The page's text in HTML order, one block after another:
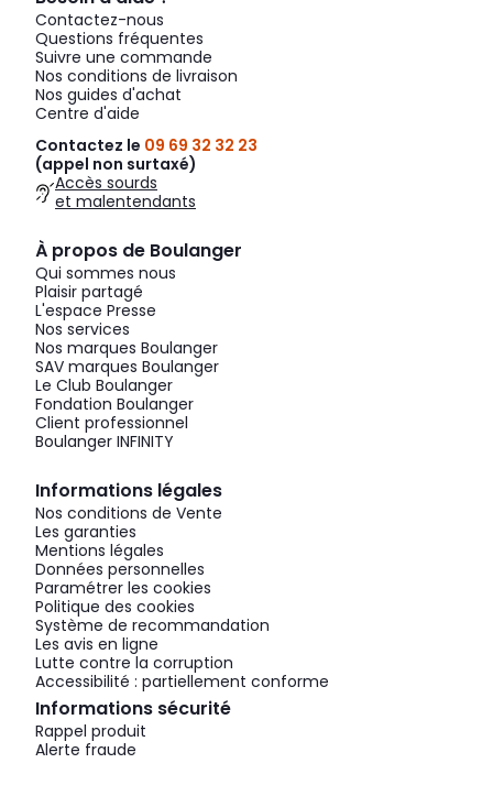
Contactez-nous
Questions fréquentes
Suivre une commande
Nos conditions de livraison
Nos guides d'achat
Centre d'aide
Contactez le 09 69 32 32 23
(appel non surtaxé)
Accès sourds
et malentendants
À propos de Boulanger
Qui sommes nous
Plaisir partagé
L'espace Presse
Nos services
Nos marques Boulanger
SAV marques Boulanger
Le Club Boulanger
Fondation Boulanger
Client professionnel
Boulanger INFINITY
Informations légales
Nos conditions de Vente
Les garanties
Mentions légales
Données personnelles
Paramétrer les cookies
Politique des cookies
Système de recommandation
Les avis en ligne
Lutte contre la corruption
Accessibilité : partiellement conforme
Informations sécurité
Rappel produit
Alerte fraude